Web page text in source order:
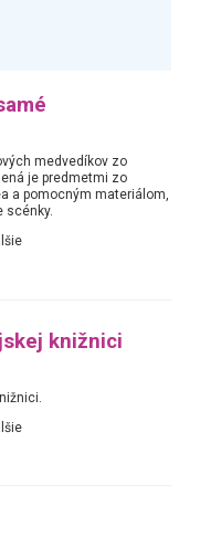
medvedíkov zo
je predmetmi zo
a pomocným materiálom,
scénky.
knižnici